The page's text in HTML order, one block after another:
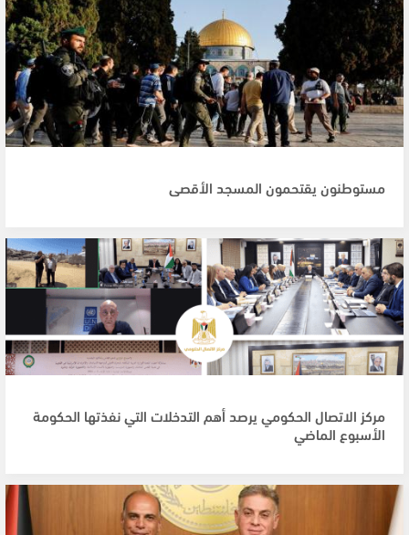
مستوطنون يقتحمون المسجد الأقصى
مركز الاتصال الحكومي يرصد أهم التدخلات التي نفذتها الحكومة
الأسبوع الماضي